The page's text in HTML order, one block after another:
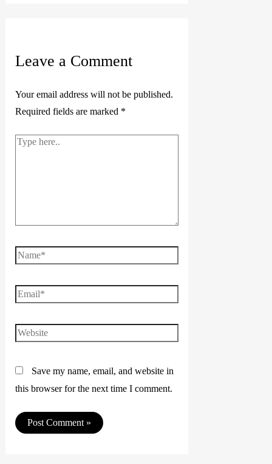
Leave a Comment
Your email address will not be published.
Required fields are marked *
Type
Name*
Email*
Website
Save my name, email, and website in
this browser for the next time I comment.